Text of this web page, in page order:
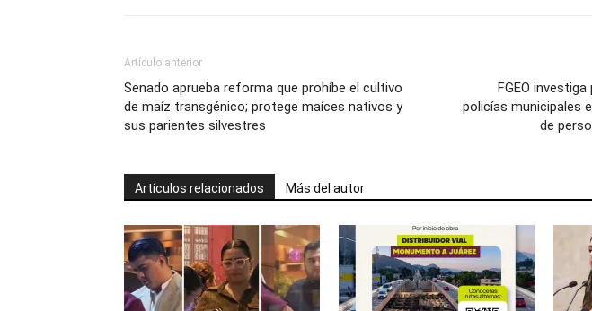
Artículo anterior
Senado aprueba reforma que prohíbe el cultivo
de maíz transgénico; protege maíces nativos y
sus parientes silvestres
FGEO
policías municipales
de
Artículos relacionados Más del autor